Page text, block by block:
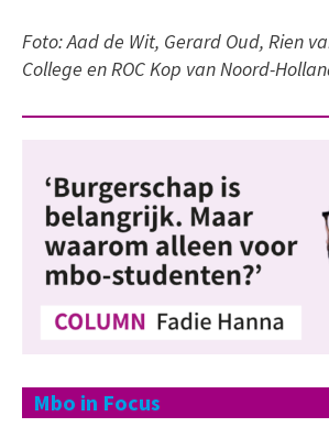
Foto: Aad de Wit, Gerard Oud, Rien
College en ROC Kop van Noord-
Mbo in Focus